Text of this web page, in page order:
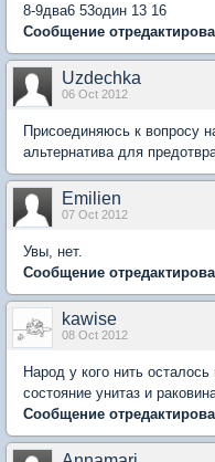
8-9два6 53один 13 16
Сообщение
Uzdechka
06 Oct 2012
Присоединяюсь к вопросу
альтернатива для
Emilien
07 Oct 2012
Увы, нет.
Сообщение
kawise
08 Oct 2012
Народ у кого нить
состояние унитаз и
Сообщение